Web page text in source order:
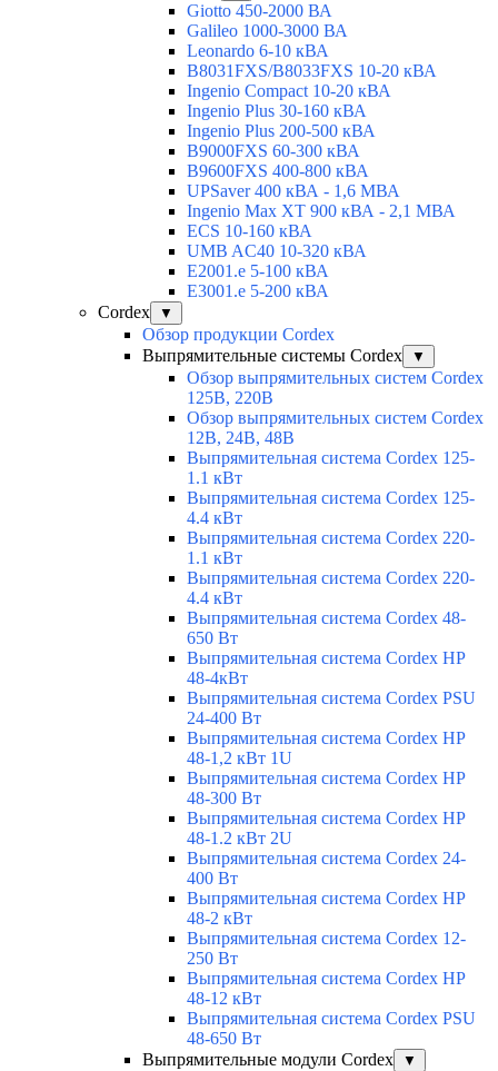
Giotto 450-2000 ВА
Galileo 1000-3000 ВА
Leonardo 6-10 кВА
B8031FXS/B8033FXS 10-20 кВА
Ingenio Compact 10-20 кВА
Ingenio Plus 30-160 кВА
Ingenio Plus 200-500 кВА
B9000FXS 60-300 кВА
B9600FXS 400-800 кВА
UPSaver 400 кВА - 1,6 МВА
Ingenio Max XT 900 кВА - 2,1 МВА
ECS 10-160 кВА
UMB AC40 10-320 кВА
E2001.e 5-100 кВА
E3001.e 5-200 кВА
Cordex
▼
Обзор продукции Cordex
Выпрямительные системы Cordex
▼
Обзор выпрямительных систем Cordex
125В, 220В
Обзор выпрямительных систем Cordex
12В, 24В, 48В
Выпрямительная система Cordex 125-
1.1 кВт
Выпрямительная система Cordex 125-
4.4 кВт
Выпрямительная система Cordex 220-
1.1 кВт
Выпрямительная система Cordex 220-
4.4 кВт
Выпрямительная система Cordex 48-
650 Вт
Выпрямительная система Cordex HP
48-4кВт
Выпрямительная система Cordex PSU
24-400 Вт
Выпрямительная система Cordex HP
48-1,2 кВт 1U
Выпрямительная система Cordex HP
48-300 Вт
Выпрямительная система Cordex HP
48-1.2 кВт 2U
Выпрямительная система Cordex 24-
400 Вт
Выпрямительная система Cordex HP
48-2 кВт
Выпрямительная система Cordex 12-
250 Вт
Выпрямительная система Cordex HP
48-12 кВт
Выпрямительная система Cordex PSU
48-650 Вт
Выпрямительные модули Cordex
▼